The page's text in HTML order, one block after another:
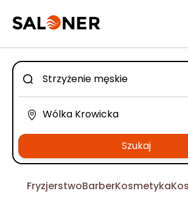
Szukaj
FryzjerstwoBarberKosmetyka